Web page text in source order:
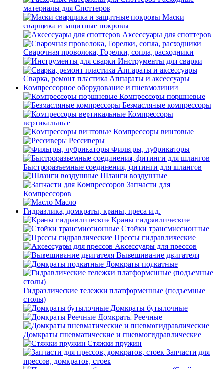
материалы для Споттеров
Маски
сварщика и защитные покровы
Аксессуары для споттеров
Сварочная проволока, Горелки, сопла, расходники
Инструменты для сварки
Сварка, ремонт пластика Аппараты и аксессуары
Компрессорное оборудование и пневмолинии
Компрессоры поршневые
Безмасляные компрессоры
Компрессоры
вертикальные
Компрессоры винтовые
Рессиверы
Фильтры, лубрикаторы
Быстроразъемные соединения, фитинги для шлангов
Шланги воздушные
Запчасти для
Компрессоров
Масло
Гидравлика, домкраты, краны, преса и.д.
Краны гидравлические
Стойки трансмиссионные
Прессы гидравлические
Аксессуары для прессов
Вывешивание двигателя
Домкраты подкатные
Гидравлические тележки платформенные (подъемные
столы)
Домкраты бутылочные
Домкраты Реечные
Домкраты пневматические и пневмогидравлические
Стяжки пружин
Запчасти для
прессов, домкратов, стоек